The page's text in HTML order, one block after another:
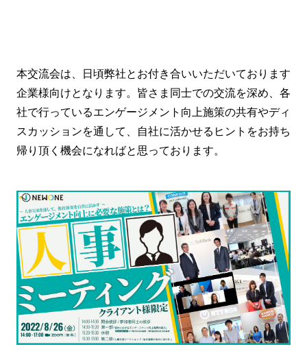
本交流会は、日頃弊社とお付き合いいただいております
企業様向けとなります。皆さま同士での交流を深め、各
社で行っているエンゲージメント向上施策の共有やディ
スカッションを通して、自社に活かせるヒントをお持ち
帰り頂く機会になればと思っております。